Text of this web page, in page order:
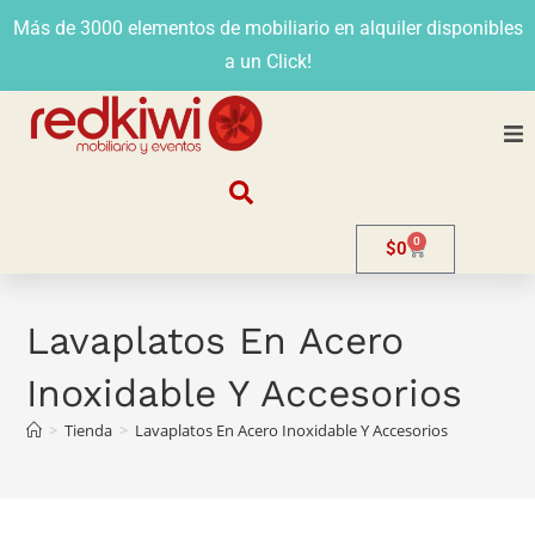
Más de 3000 elementos de mobiliario en alquiler disponibles
a un Click!
Venta
$0 0
Lavaplatos En Acero
Inoxidable Y Accesorios
> Tienda > Lavaplatos En Acero Inoxidable Y Accesorios